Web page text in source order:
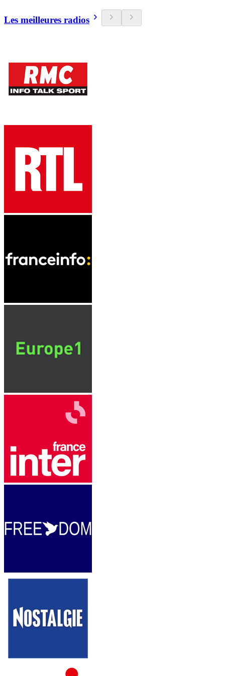
Les meilleures radios